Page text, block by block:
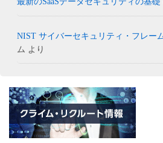
NIST サイバーセキュリティ・フレー
ム より